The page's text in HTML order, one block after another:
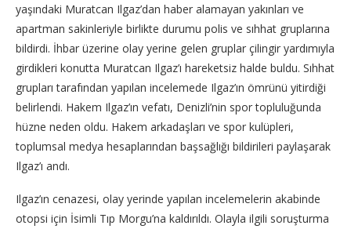
yaşındaki Muratcan Ilgaz’dan haber alamayan yakınları ve
apartman sakinleriyle birlikte durumu polis ve sıhhat gruplarına
bildirdi. İhbar üzerine olay yerine gelen gruplar çilingir yardımıyla
girdikleri konutta Muratcan Ilgaz’ı hareketsiz halde buldu. Sıhhat
grupları tarafından yapılan incelemede Ilgaz’ın ömrünü yitirdiği
belirlendi. Hakem Ilgaz’ın vefatı, Denizli’nin spor topluluğunda
hüzne neden oldu. Hakem arkadaşları ve spor kulüpleri,
toplumsal medya hesaplarından başsağlığı bildirileri paylaşarak
Ilgaz’ı andı.
Ilgaz’ın cenazesi, olay yerinde yapılan incelemelerin akabinde
otopsi için İsimli Tıp Morgu’na kaldırıldı. Olayla ilgili soruşturma